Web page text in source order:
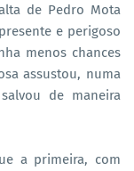
de Pedro Mota
e perigoso
menos chances
assustou, numa
de maneira
a primeira, com